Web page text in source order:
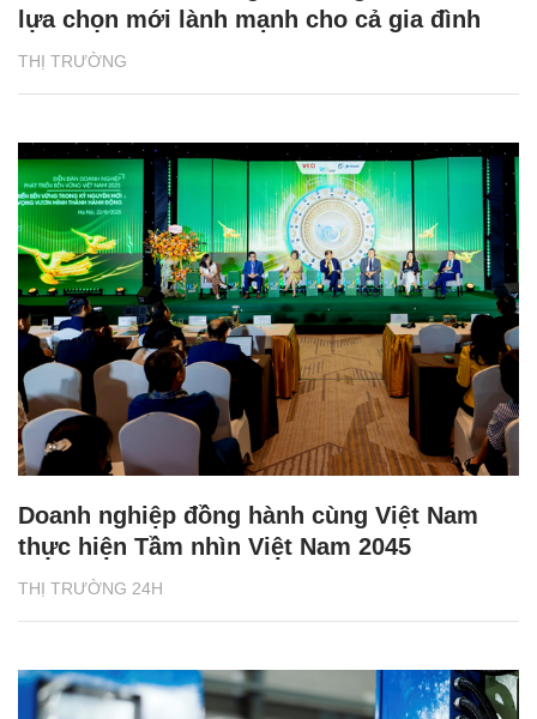
THỊ TRƯỜNG
lựa chọn mới lành mạnh cho cả gia đình
THỊ TRƯỜNG 24H
Doanh nghiệp đồng hành cùng Việt Nam
thực hiện Tầm nhìn Việt Nam 2045